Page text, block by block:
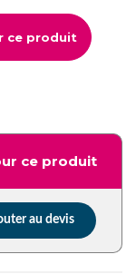
ce produit
ce produit
au devis